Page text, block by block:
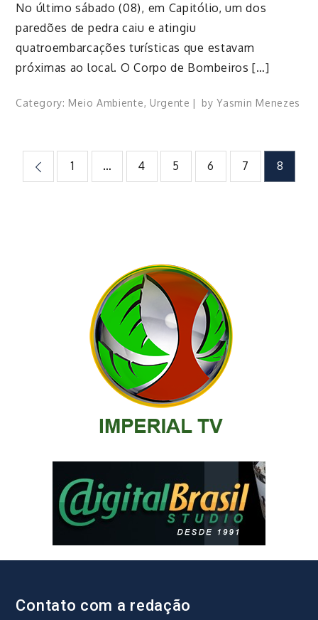
​No último sábado (08), em Capitólio, um dos
paredões de pedra caiu e atingiu
quatroembarcações turísticas que estavam
próximas ao local. O Corpo de Bombeiros […]
Category: Meio Ambiente, Urgente byYasmin Menezes
Paginação
1 … 4 5 6 7 8
Contato com a redação